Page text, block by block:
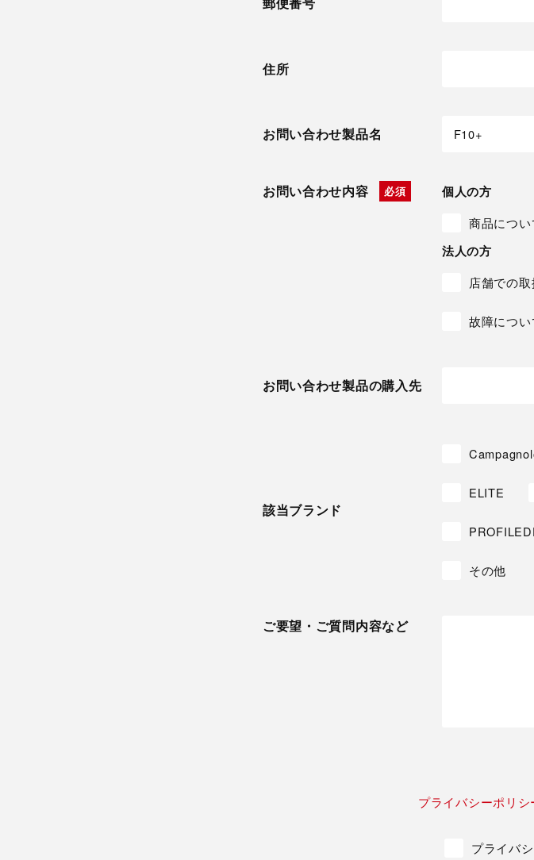
住所
お問い合わせ製品名
お問い合わせ内容 個人の方
商品につ
法人の方
店舗での
故障につい
お問い合わせ製品の購入先
該当ブランド
ELITE
その他
ご要望・ご質問内容など
プライバシーポリシ
プライバ